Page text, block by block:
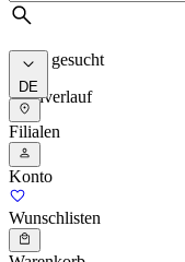
Meist gesucht
Suchverlauf
DE
Filialen
Konto
Wunschlisten